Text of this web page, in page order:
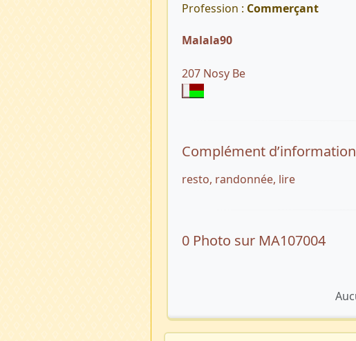
Profession : Commerçant
Malala90
207 Nosy Be
Complément
resto, randonnée, lire
0 Photo sur MA107004